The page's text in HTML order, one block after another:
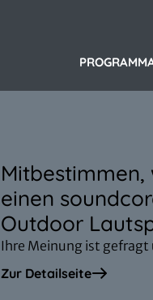
PROGRAMM
einen
Outdoor
Ihre Meinung ist gefragt
Zur Detailseite